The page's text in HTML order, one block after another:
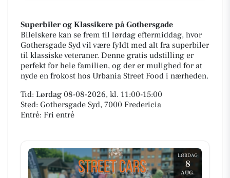
Superbiler og Klassikere på Gothersgade
Bilelskere kan se frem til lørdag eftermiddag, hvor
Gothersgade Syd vil være fyldt med alt fra superbiler
til klassiske veteraner. Denne gratis udstilling er
perfekt for hele familien, og der er mulighed for at
nyde en frokost hos Urbania Street Food i nærheden.
Tid: Lørdag 08-08-2026, kl. 11:00-15:00
Sted: Gothersgade Syd, 7000 Fredericia
Entré: Fri entré
LØRDAG
8
AUG.